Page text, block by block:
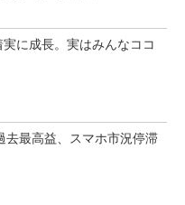
に成長。実はみんなココ
去最高益、スマホ市況停滞